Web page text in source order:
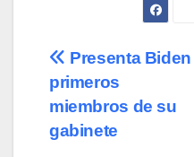
e
b
o
o
o
d
o
ail
p
Navegación
de
entradas
Presenta Biden
primeros
miembros de su
gabinete